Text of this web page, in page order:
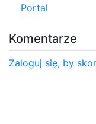
Portal
Komentarze
Zaloguj się, by